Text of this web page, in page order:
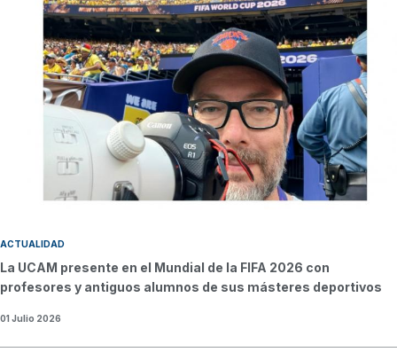
ACTUALIDAD
La UCAM presente en el Mundial de la FIFA 2026 con
profesores y antiguos alumnos de sus másteres deportivos
01 Julio 2026